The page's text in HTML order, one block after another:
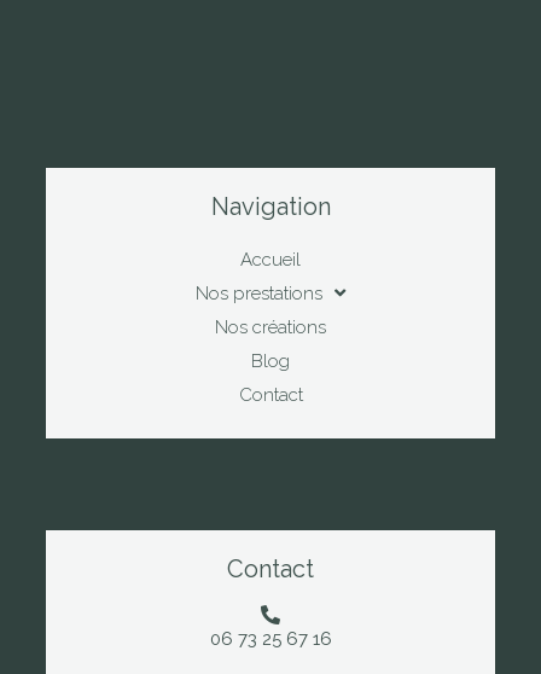
Navigation
Accueil
Nos prestations
Nos créations
Blog
Contact
Contact
06 73 25 67 16